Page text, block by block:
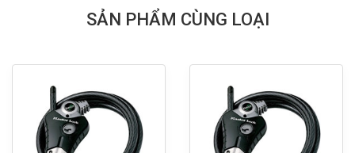
SẢN PHẨM CÙNG LOẠI